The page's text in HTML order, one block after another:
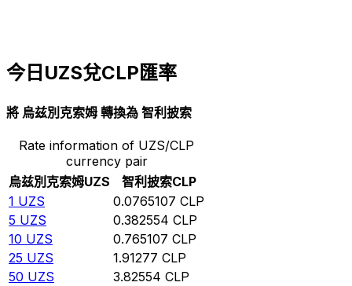
今日UZS兌CLP匯率
將 烏兹別克索姆 轉換為 智利披索
Rate information of UZS/CLP
currency pair
烏兹別克索姆UZS 智利披索CLP
1 UZS 0.0765107 CLP
5 UZS 0.382554 CLP
10 UZS 0.765107 CLP
25 UZS 1.91277 CLP
50 UZS 3.82554 CLP